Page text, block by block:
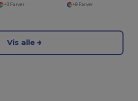
+3 Farver
+8 Farver
Vis alle